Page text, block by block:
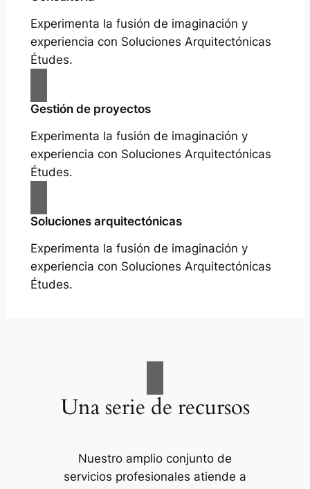
Experimenta la fusión de imaginación y
experiencia con Soluciones Arquitectónicas
Études.
Gestión de proyectos
Experimenta la fusión de imaginación y
experiencia con Soluciones Arquitectónicas
Études.
Soluciones arquitectónicas
Experimenta la fusión de imaginación y
experiencia con Soluciones Arquitectónicas
Études.
Una serie de recursos
Nuestro amplio conjunto de
servicios profesionales atiende a